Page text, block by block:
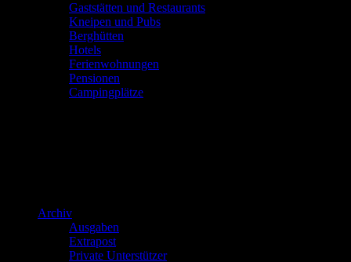
Gaststätten und Restaurants
Kneipen und Pubs
Berghütten
Hotels
Ferienwohnungen
Pensionen
Campingplätze
Archiv
Ausgaben
Extrapost
Private Unterstützer